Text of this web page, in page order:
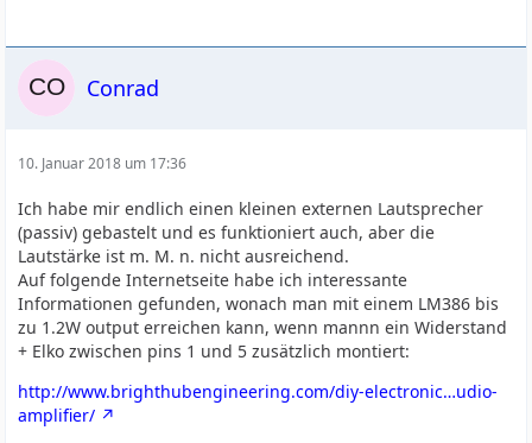
Conrad
10. Januar 2018 um 17:36
Ich habe mir endlich einen kleinen externen Lautsprecher
(passiv) gebastelt und es funktioniert auch, aber die
Lautstärke ist m. M. n. nicht ausreichend.
Auf folgende Internetseite habe ich interessante
Informationen gefunden, wonach man mit einem LM386 bis
zu 1.2W output erreichen kann, wenn mannn ein Widerstand
+ Elko zwischen pins 1 und 5 zusätzlich montiert:
http://www.brighthubengineering.com/diy-electronic…udio-
amplifier/